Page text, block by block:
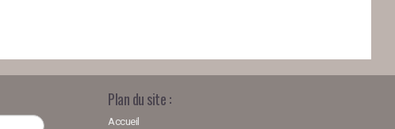
Plan du site :
Accueil